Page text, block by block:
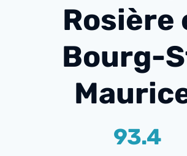
Rosière
Bourg-
93.4